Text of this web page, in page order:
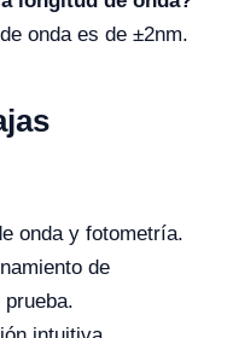
onda es de ±2nm.
onda y fotometría.
de